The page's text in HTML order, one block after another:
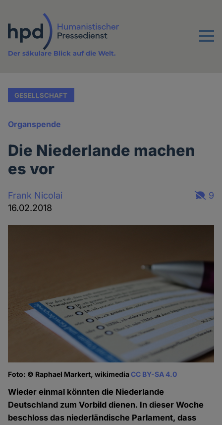
Inhalt
Menu
Der säkulare Blick auf die Welt.
GESELLSCHAFT
Organspende
Die Niederlande machen
es vor
Frank Nicolai
16.02.2018
9
Foto: © Raphael Markert, wikimediaCC BY-SA 4.0
Wieder einmal könnten die Niederlande
Deutschland zum Vorbild dienen. In dieser Woche
beschloss das niederländische Parlament, dass